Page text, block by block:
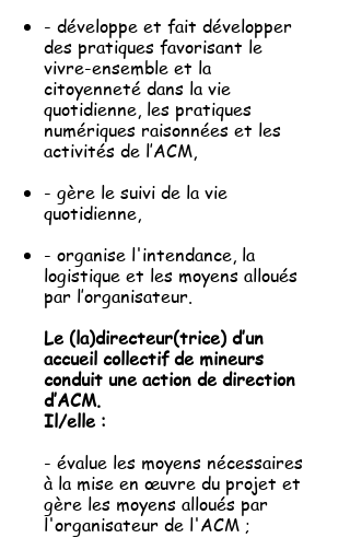
- développe et fait développer
des pratiques favorisant le
vivre-ensemble et la
citoyenneté dans la vie
quotidienne, les pratiques
numériques raisonnées et les
activités de l’ACM,
- gère le suivi de la vie
quotidienne,
- organise l'intendance, la
logistique et les moyens alloués
par l’organisateur.
Le (la)directeur(trice) d’un
accueil collectif de mineurs
conduit une action de direction
d’ACM.
Il/elle :
- évalue les moyens nécessaires
à la mise en œuvre du projet et
gère les moyens alloués par
l'organisateur de l'ACM ;